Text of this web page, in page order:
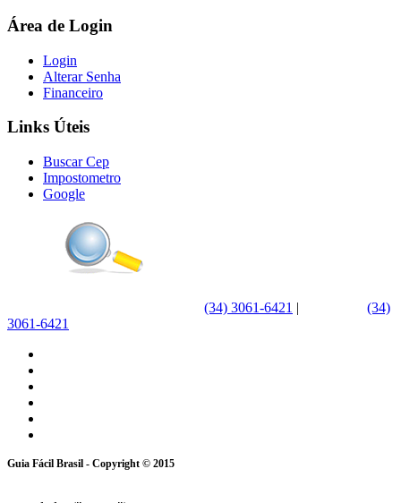
Área de Login
Login
Alterar Senha
Financeiro
Links Úteis
Buscar Cep
Impostometro
Google
(34) 3061-6421 |
(34)
3061-6421
Guia Fácil Brasil - Copyright © 2015